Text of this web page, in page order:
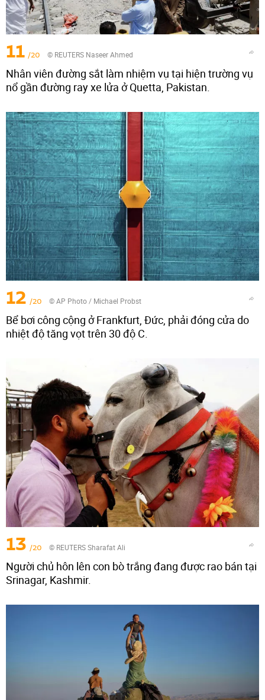
11 /20 © REUTERS Naseer Ahmed
Nhân viên đường sắt làm nhiệm vụ tại hiện trường vụ
nổ gần đường ray xe lửa ở Quetta, Pakistan.
12 /20 © AP Photo / Michael Probst
Bể bơi công cộng ở Frankfurt, Đức, phải đóng cửa do
nhiệt độ tăng vọt trên 30 độ C.
13 /20 © REUTERS Sharafat Ali
Người chủ hôn lên con bò trắng đang được rao bán tại
Srinagar, Kashmir.